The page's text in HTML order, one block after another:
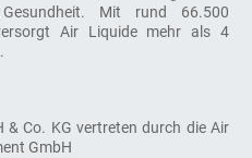
Mit rund 66.500
Air Liquide mehr als 4
& Co. KG vertreten durch die Air
GmbH